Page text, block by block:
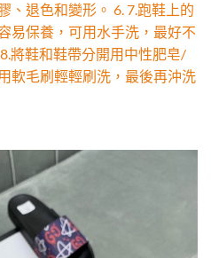
、退色和變形。 6. 7.跑鞋上的
易保養，可用水手洗，最好不
將鞋和鞋帶分開用中性肥皂/
軟毛刷輕輕刷洗，最後再沖洗